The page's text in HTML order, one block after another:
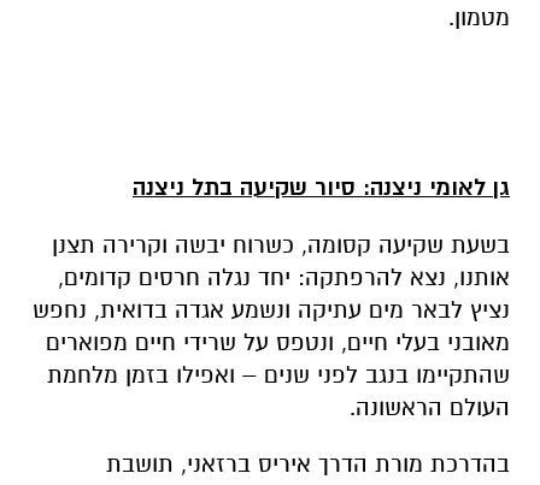
מטמון.
גן לאומי ניצנה: סיור שקיעה בתל ניצנה
בשעת שקיעה קסומה, כשרוח יבשה וקרירה תצנן
אותנו, נצא להרפתקה: יחד נגלה חרסים קדומים,
נציץ לבאר מים עתיקה ונשמע אגדה בדואית, נחפש
מאובני בעלי חיים, ונטפס על שרידי חיים מפוארים
שהתקיימו בנגב לפני שנים – ואפילו בזמן מלחמת
העולם הראשונה.
בהדרכת מורת הדרך איריס ברזאני, תושבת